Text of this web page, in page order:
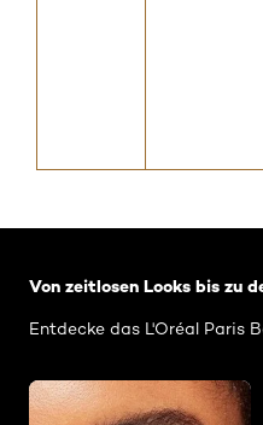
Von zeitlosen Looks bis zu
Entdecke das L'Oréal Paris